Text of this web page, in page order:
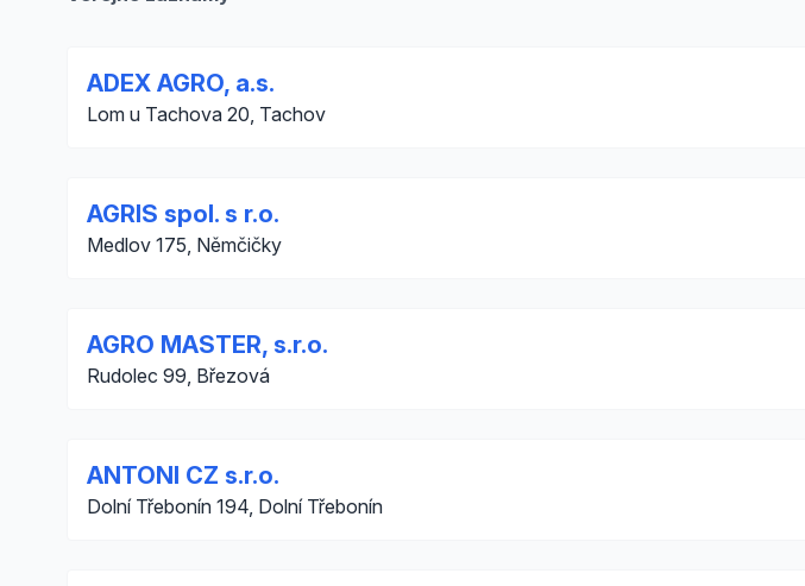
ADEX AGRO, a.s.
Lom u Tachova 20, Tachov
AGRIS spol. s r.o.
Medlov 175, Němčičky
AGRO MASTER, s.r.o.
Rudolec 99, Březová
ANTONI CZ s.r.o.
Dolní Třebonín 194, Dolní Třebonín